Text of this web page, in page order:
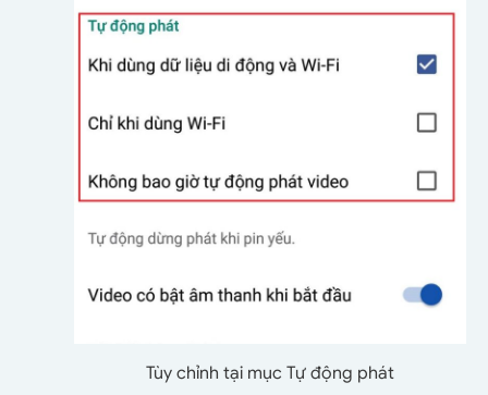
Tùy chỉnh tại mục Tự động phát